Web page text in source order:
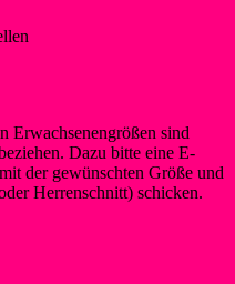
Erwachsenengrößen sind
Dazu bitte eine E-
mit der gewünschten Größe und
Herrenschnitt) schicken.